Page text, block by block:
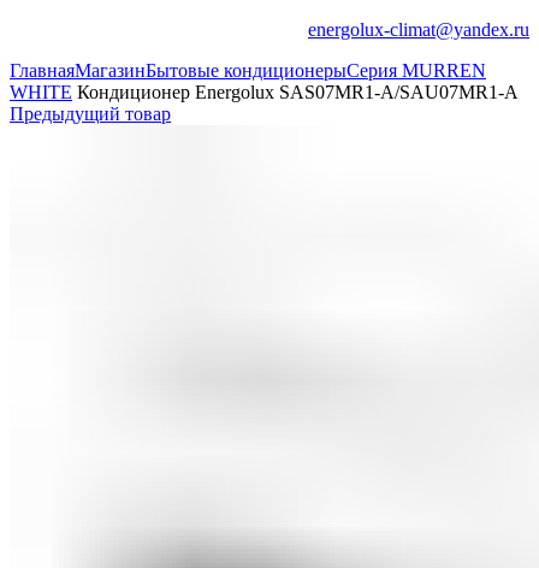
energolux-climat@yandex.ru
ГлавнаяМагазинБытовые кондиционерыСерия MURREN
WHITE Кондиционер Energolux SAS07MR1-A/SAU07MR1-A
Предыдущий товар